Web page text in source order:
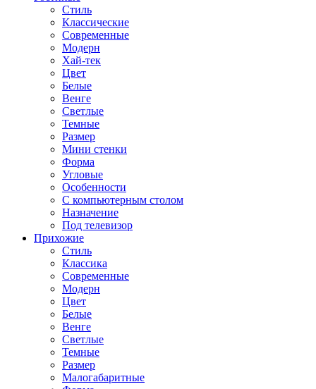
Стиль
Классические
Современные
Модерн
Хай-тек
Цвет
Белые
Венге
Светлые
Темные
Размер
Мини стенки
Форма
Угловые
Особенности
С компьютерным столом
Назначение
Под телевизор
Прихожие
Стиль
Классика
Современные
Модерн
Цвет
Белые
Венге
Светлые
Темные
Размер
Малогабаритные